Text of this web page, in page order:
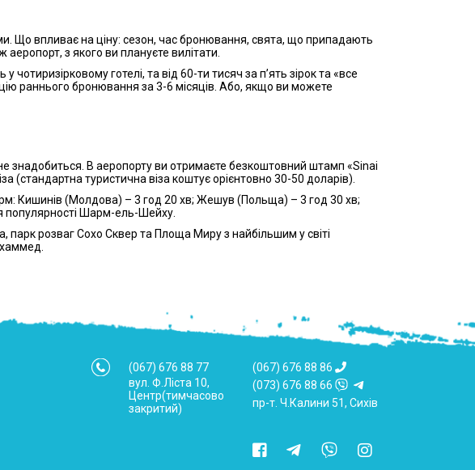
Що впливає на ціну: сезон, час бронювання, свята, що припадають
з якого ви плануєте вилітати.
готелі, та від 60-ти тисяч за п’ять зірок та «все
раннього бронювання за 3-6 місяців. Або, якщо ви можете
знадобиться. В аеропорту ви отримаєте безкоштовний штамп «Sinai
(стандартна туристична віза коштує орієнтовно 30-50 доларів).
Кишинів (Молдова) – 3 год 20 хв; Жешув (Польща) – 3 год 30 хв;
популярності Шарм-ель-Шейху.
розваг Сохо Сквер та Площа Миру з найбільшим у світі
(067) 676 88 77
вул. Ф.Ліста 10,
Центр(тимчасово
закритий)
(067) 676 88 86
(073) 676 88 66
пр-т. Ч.Калини 51, Сихів